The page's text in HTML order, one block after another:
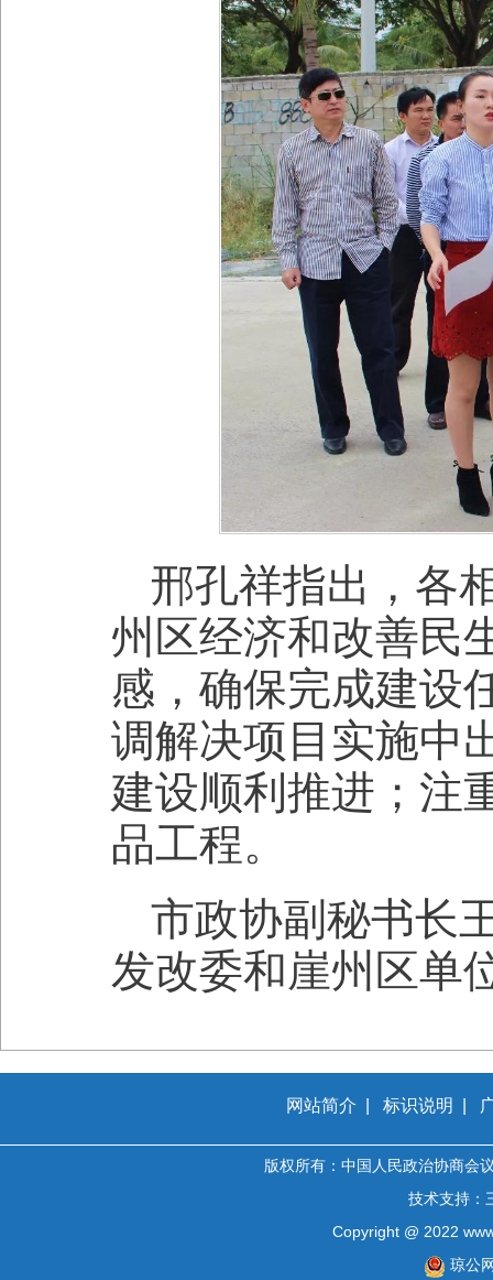
邢孔祥指出，各
州区经济和改善民
感，确保完成建设
调解决项目实施中
建设顺利推进；注
品工程。
市政协副秘书长
发改委和崖州区单
网站简介 标识说明
版权所有：中国人民政治协商
技术支持：
Copyright @ 2022
琼公